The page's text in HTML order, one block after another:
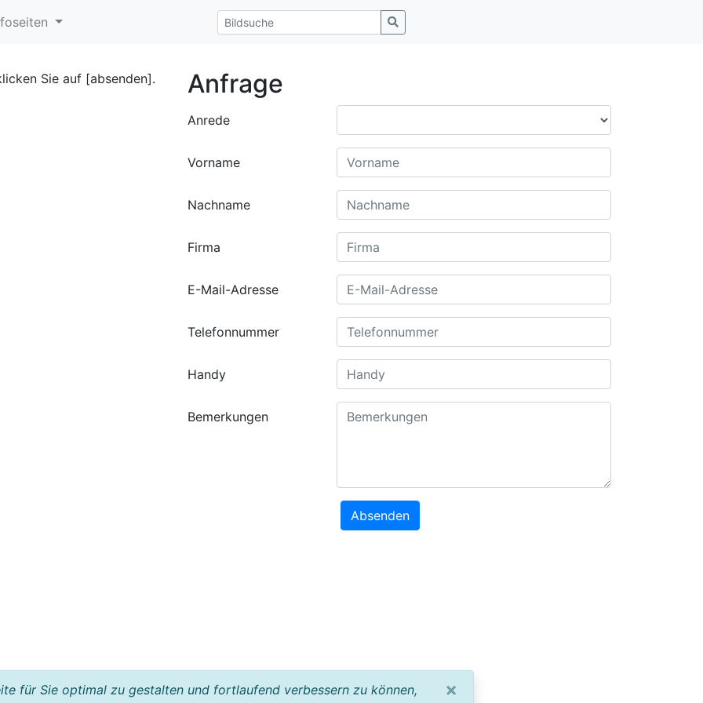
Sie auf [absenden]. Anfrage
Anrede
Vorname
Nachname
Firma
E-Mail-Adresse
Telefonnummer
Handy
Bemerkungen
Absenden
für Sie optimal zu gestalten und fortlaufend verbessern zu können,
×